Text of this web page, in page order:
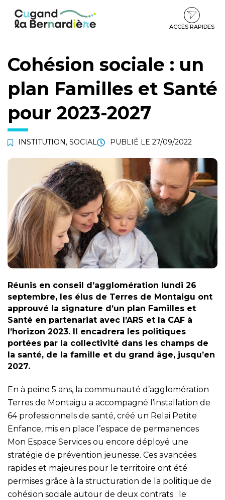
contenu
pied
ACCÈS RAPIDES
Cohésion sociale : un
plan Familles et Santé
pour 2023-2027
INSTITUTION, SOCIAL PUBLIÉ LE 27/09/2022
Réunis en conseil d’agglomération lundi 26
septembre, les élus de Terres de Montaigu ont
approuvé la signature d’un plan Familles et
Santé en partenariat avec l’ARS et la CAF à
l’horizon 2023. Il encadrera les politiques
portées par la collectivité dans les champs de
la santé, de la famille et du grand âge, jusqu’en
2027.
En à peine 5 ans, la communauté d’agglomération
Terres de Montaigu a accompagné l’installation de
64 professionnels de santé, créé un Relai Petite
Enfance, mis en place l’espace de permanences
Mon Espace Services ou encore déployé une
stratégie de prévention jeunesse. Ces avancées
rapides et majeures pour le territoire ont été
permises grâce à la structuration de la politique de
cohésion sociale autour de deux contrats : le